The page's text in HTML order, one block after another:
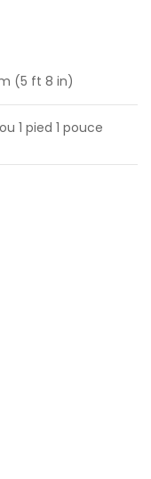
(5 ft 8 in)
1 pied 1 pouce